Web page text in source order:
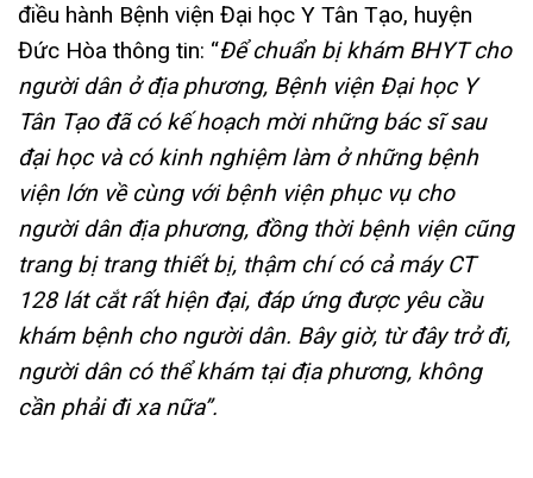
điều hành Bệnh viện Đại học Y Tân Tạo, huyện
Đức Hòa thông tin: “Để chuẩn bị khám BHYT cho
người dân ở địa phương, Bệnh viện Đại học Y
Tân Tạo đã có kế hoạch mời những bác sĩ sau
đại học và có kinh nghiệm làm ở những bệnh
viện lớn về cùng với bệnh viện phục vụ cho
người dân địa phương, đồng thời bệnh viện cũng
trang bị trang thiết bị, thậm chí có cả máy CT
128 lát cắt rất hiện đại, đáp ứng được yêu cầu
khám bệnh cho người dân. Bây giờ, từ đây trở đi,
người dân có thể khám tại địa phương, không
cần phải đi xa nữa”.